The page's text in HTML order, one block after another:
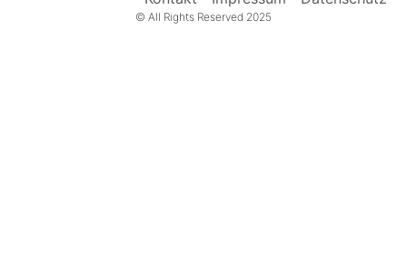
© All Rights Reserved 2025